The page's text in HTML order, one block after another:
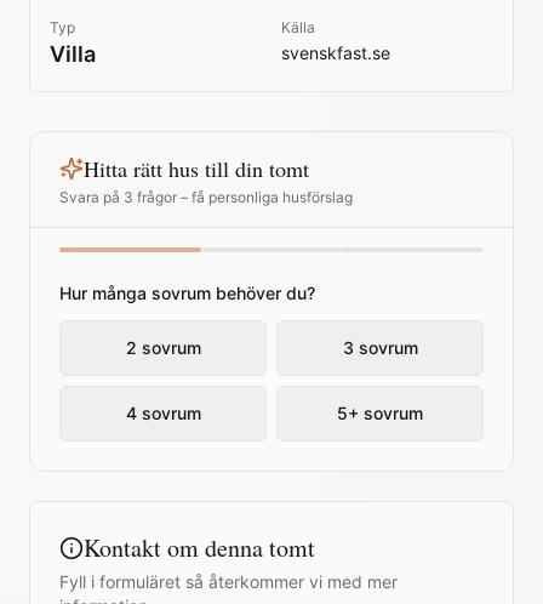
Typ
Villa
Källa
svenskfast.se
Hitta rätt hus till din tomt
Svara på 3 frågor – få personliga husförslag
Hur många sovrum behöver du?
2 sovrum 3 sovrum
4 sovrum 5+ sovrum
Kontakt om denna tomt
Fyll i formuläret så återkommer vi med mer